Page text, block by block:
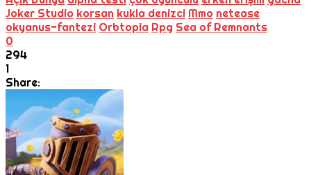
Joker Studio korsan kukla denizci Mmo netease
okyanus-fantezi Orbtopia Rpg Sea of Remnants
0
294
1
Share: